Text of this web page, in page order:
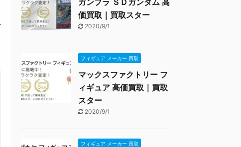
価買取｜買取スター
2020/9/1
フィギュア メーカー 買取
マックスファクトリー フ
ィギュア 高価買取｜買取
スター
2020/9/1
フィギュア メーカー 買取